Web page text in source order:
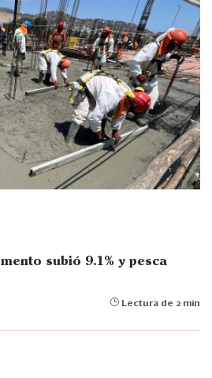
subió 9.1% y pesca
Lectura de 2 min